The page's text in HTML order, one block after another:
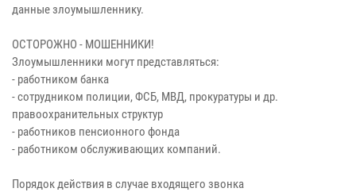
данные злоумышленнику.
ОСТОРОЖНО - МОШЕННИКИ!
Злоумышленники могут представляться:
- работником банка
- сотрудником полиции, ФСБ, МВД, прокуратуры и др.
правоохранительных структур
- работников пенсионного фонда
- работником обслуживающих компаний.
Порядок действия в случае входящего звонка